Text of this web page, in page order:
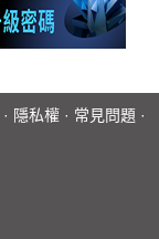
· 隱私權 · 常見問題 ·